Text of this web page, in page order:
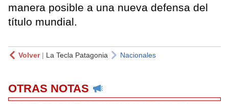
manera posible a una nueva defensa del
título mundial.
Volver| La Tecla Patagonia Nacionales
OTRAS NOTAS